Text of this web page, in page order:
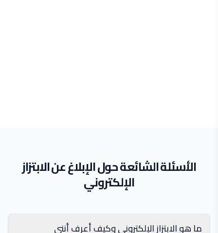
الأسئلة الشائعة حول الإبلاغ عن الابتزاز
الإلكتروني
ما هو الابتزاز الإلكتروني وكيف أعرف أنني